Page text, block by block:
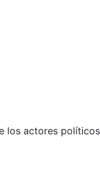
los actores políticos